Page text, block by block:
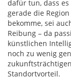
dafür tun, dass
gerade die
bekomme, sei
Reibung – da
künstlichen
noch zu wenig
Standortvorteil.